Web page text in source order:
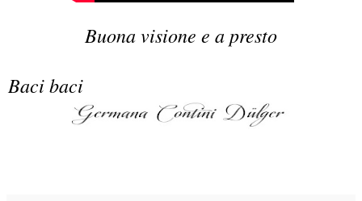
Buona visione e a presto
Baci baci